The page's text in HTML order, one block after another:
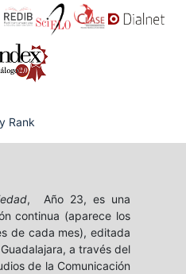
, Año 23, es una
continua (aparece los
de cada mes), editada
a través del
de la Comunicación